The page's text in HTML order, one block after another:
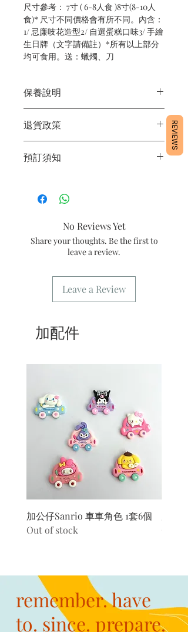
尺寸參考： 7寸 ( 6-8人食 )8寸(8-10人
食)* 尺寸不同價格會有所不同。內含：
1/ 忌廉吱花造型2/ 自選蛋糕口味3/ 手繪
生日牌（文字請備註）*所有以上部分
均可食用。送：蠟燭、刀
保養說明
度。
2/運送時避免大力搖晃。
3/最佳保存期：3日內食用完畢
退貨政策
作，不設退換。
預訂須知
定日期取貨請提早10-14天前落單🤗2/
下單後24小時內會有專人電郵確認訂單
4/ 自取訂單：地址只需要填寫【葵芳
6/ 送貨訂單：本店只提供營業時間內送
貨。運費請參考常見問題。
No Reviews Yet
Share your thoughts. Be the first to
leave a review.
Leave a Review
加配件
加公仔Sanrio 車車角色 1套6個
Out of stock
remember. have
to. since. prepare.
REVIEWS